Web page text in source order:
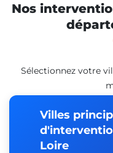
Nos
Sélectionnez votre
Villes
Loire